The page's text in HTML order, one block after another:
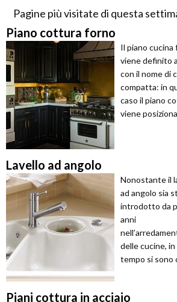
Pagine più visitate di questa
Piano cottura forno
Il piano cucina
viene definito
con il nome di
compatta: in
caso il piano
viene
Lavello ad angolo
Nonostante il
ad angolo sia
introdotto da
anni
delle cucine,
tempo si sono
Piani cottura in acciaio